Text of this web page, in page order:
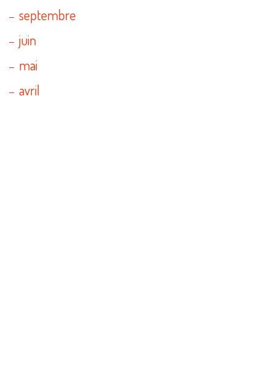
septembre
juin
mai
avril